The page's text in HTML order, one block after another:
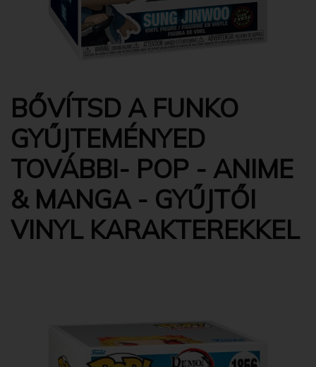
BŐVÍTSD A FUNKO
GYŰJTEMÉNYED
TOVÁBBI- POP - ANIME
& MANGA - GYŰJTŐI
VINYL KARAKTEREKKEL